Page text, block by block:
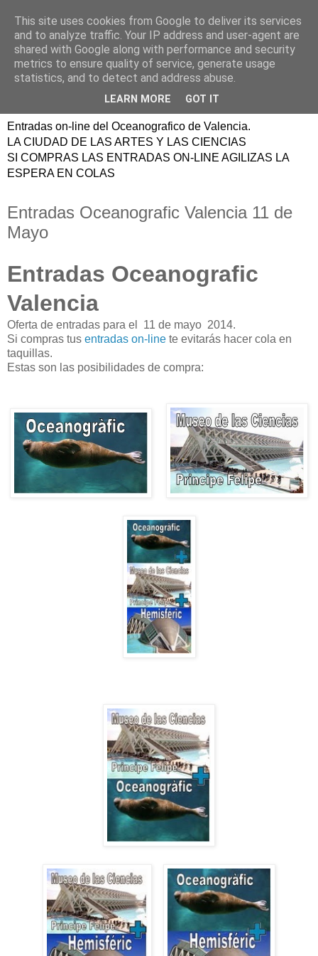
ENTRADAS
OCEANOGRAFIC
VALENCIA
Entradas on-line del Oceanografico de Valencia.
LA CIUDAD DE LAS ARTES Y LAS CIENCIAS
SI COMPRAS LAS ENTRADAS ON-LINE AGILIZAS LA
ESPERA EN COLAS
Entradas Oceanografic Valencia 11 de
Mayo
Entradas Oceanografic
Valencia
Oferta de entradas para el 11 de mayo 2014.
Si compras tus entradas on-line te evitarás hacer cola en
taquillas.
Estas son las posibilidades de compra:
This site uses cookies from Google to deliver its services
and to analyze traffic. Your IP address and user-agent are
shared with Google along with performance and security
metrics to ensure quality of service, generate usage
statistics, and to detect and address abuse.
LEARN MORE GOT IT